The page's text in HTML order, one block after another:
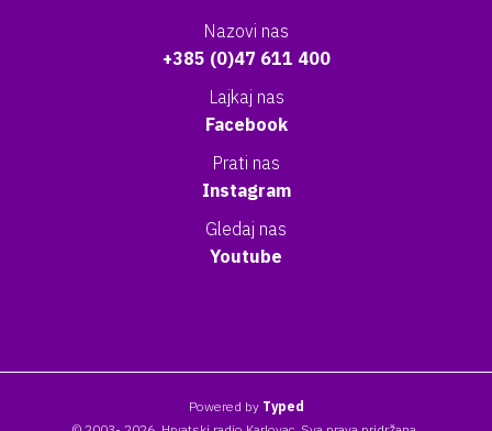
Nazovi nas
+385 (0)47 611 400
Lajkaj nas
Facebook
Prati nas
Instagram
Gledaj nas
Youtube
Powered by Typed